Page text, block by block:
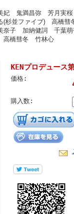
美妃 鬼満昌弥 芳月
杉並ファイブ) 高橋彗
美奈子 加納健詞 千
橋彗冬 竹林心
KENプロデュース
価格:
購入数: